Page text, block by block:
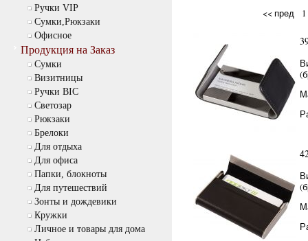
Ручки VIP
Сумки,Рюкзаки
Офисное
Продукция на Заказ
Cумки
Визитницы
Ручки BIC
Светозар
Рюкзаки
Брелоки
Для отдыха
Для офиса
Папки, блокноты
Для путешествий
Зонты и дождевики
Кружки
Личное и товары для дома
<< пред 1